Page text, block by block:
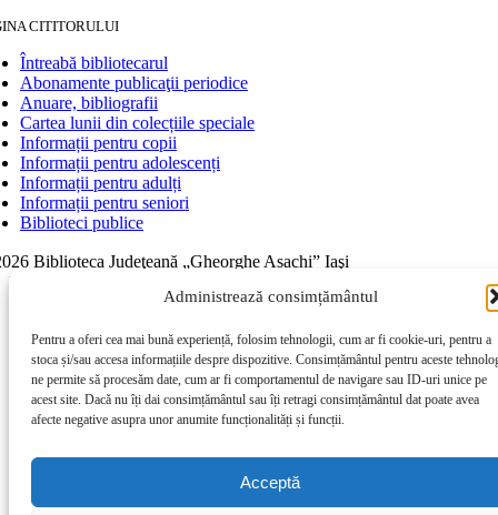
Administrează consimțământul
Pentru a oferi cea mai bună experiență, folosim tehnologii, cum ar fi cookie-uri, pentru a
stoca și/sau accesa informațiile despre dispozitive. Consimțământul pentru aceste
ne permite să procesăm date, cum ar fi comportamentul de navigare sau ID-uri unice pe
acest site. Dacă nu îți dai consimțământul sau îți retragi consimțământul dat poate avea
afecte negative asupra unor anumite funcționalități și funcții.
Acceptă
CITITORULUI
Întreabă bibliotecarul
Abonamente publicaţii periodice
Anuare, bibliografii
Cartea lunii din colecțiile speciale
Informații pentru copii
Informații pentru adolescenți
Informații pentru adulți
Informații pentru seniori
Biblioteci publice
Biblioteca Judeţeană „Gheorghe Asachi” Iaşi
Page load link